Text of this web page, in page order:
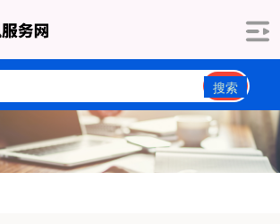
搜索